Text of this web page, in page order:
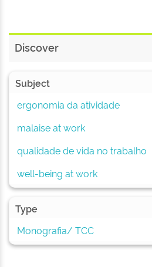
Discover
Subject
ergonomia da atividade
malaise at work
qualidade de vida no trabalho
well-being at work
Type
Monografia/ TCC